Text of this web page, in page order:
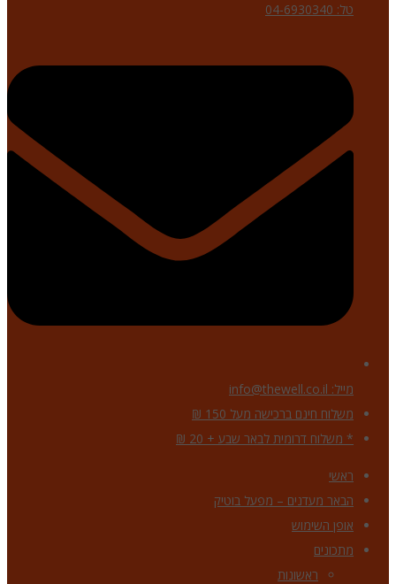
טל: 04-6930340
מייל: info@thewell.co.il
משלוח חינם ברכישה מעל 150 ₪
* משלוח דרומית לבאר שבע + 20 ₪
ראשי
הבאר מעדנים – מפעל בוטיק
אופן השימוש
מתכונים
ראשונות